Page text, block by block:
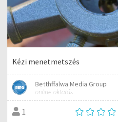
Kézi menetmetszés
Betthffalwa Media Group
online oktatás
1